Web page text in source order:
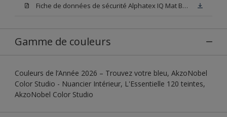
Fiche de données de sécurité Alphatex IQ Mat Base W05
Gamme de couleurs
Couleurs de l’Année 2026 – Trouvez votre bleu, AkzoNobel
Color Studio - Nuancier Intérieur, L'Essentielle 120 teintes,
AkzoNobel Color Studio